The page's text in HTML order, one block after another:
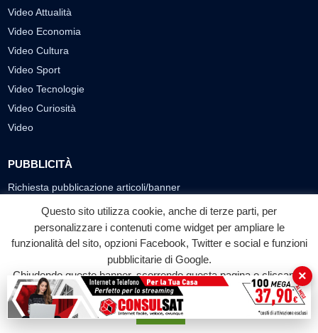
Video Attualità
Video Economia
Video Cultura
Video Sport
Video Tecnologie
Video Curiosità
Video
PUBBLICITÀ
Richiesta pubblicazione articoli/banner
SEGUICI SUI SOCIAL
f
Facebook
◎ ▶
YouTube
© 2026 LABTV - Tutti i diritti riservati
Questo sito utilizza cookie, anche di terze parti, per
personalizzare i contenuti come widget per ampliare le
funzionalità del sito, opzioni Facebook, Twitter e social e funzioni
pubblicitarie di Google.
Chiudendo questo banner, scorrendo questa pagina o cliccando
su qualunque suo elemento acconsenti all'uso dei cookie.
Accetta
×